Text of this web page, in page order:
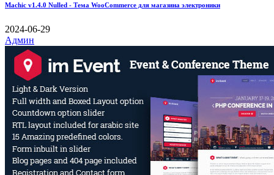
Machic v1.4.0 Nulled - Тема WooCommerce для магазина электроники
2024-06-29
Админ